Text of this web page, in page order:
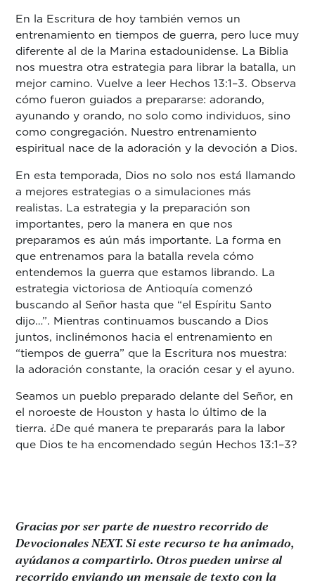
En la Escritura de hoy también vemos un
entrenamiento en tiempos de guerra, pero luce muy
diferente al de la Marina estadounidense. La Biblia
nos muestra otra estrategia para librar la batalla, un
mejor camino. Vuelve a leer Hechos 13:1–3. Observa
cómo fueron guiados a prepararse: adorando,
ayunando y orando, no solo como individuos, sino
como congregación. Nuestro entrenamiento
espiritual nace de la adoración y la devoción a Dios.
En esta temporada, Dios no solo nos está llamando
a mejores estrategias o a simulaciones más
realistas. La estrategia y la preparación son
importantes, pero la manera en que nos
preparamos es aún más importante. La forma en
que entrenamos para la batalla revela cómo
entendemos la guerra que estamos librando. La
estrategia victoriosa de Antioquía comenzó
buscando al Señor hasta que “el Espíritu Santo
dijo…”. Mientras continuamos buscando a Dios
juntos, inclinémonos hacia el entrenamiento en
“tiempos de guerra” que la Escritura nos muestra:
la adoración constante, la oración cesar y el ayuno.
Seamos un pueblo preparado delante del Señor, en
el noroeste de Houston y hasta lo último de la
tierra. ¿De qué manera te prepararás para la labor
que Dios te ha encomendado según Hechos 13:1–3?
Gracias por ser parte de nuestro recorrido de
Devocionales NEXT. Si este recurso te ha animado,
ayúdanos a compartirlo. Otros pueden unirse al
recorrido enviando un mensaje de texto con la